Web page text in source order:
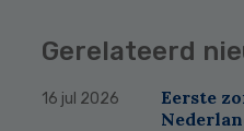
Gerelateerd
16 jul 2026
Eerste